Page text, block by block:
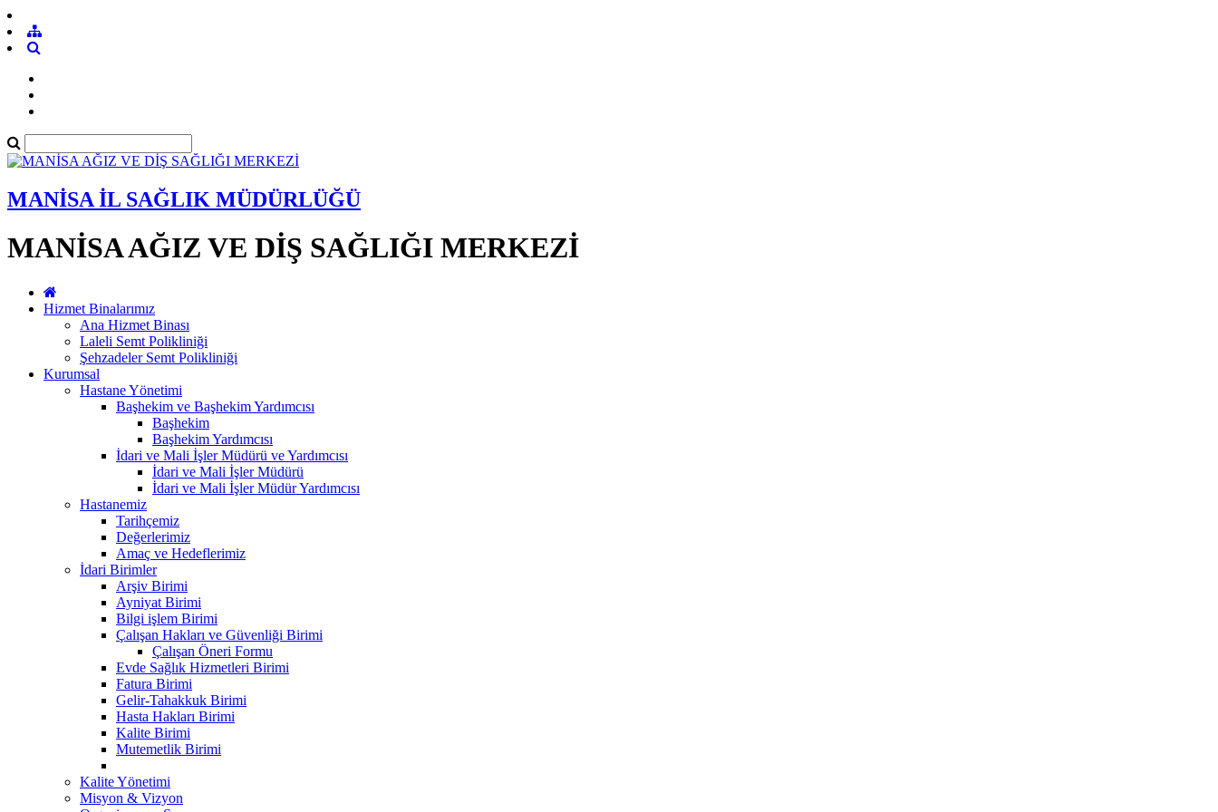
MANİSA İL SAĞLIK MÜDÜRLÜĞÜ
MANİSA AĞIZ VE DİŞ SAĞLIĞI MERKEZİ
Hizmet Binalarımız
Ana Hizmet Binası
Laleli Semt Polikliniği
Şehzadeler Semt Polikliniği
Kurumsal
Hastane Yönetimi
Başhekim ve Başhekim Yardımcısı
Başhekim
Başhekim Yardımcısı
İdari ve Mali İşler Müdürü ve Yardımcısı
İdari ve Mali İşler Müdürü
İdari ve Mali İşler Müdür Yardımcısı
Hastanemiz
Tarihçemiz
Değerlerimiz
Amaç ve Hedeflerimiz
İdari Birimler
Arşiv Birimi
Ayniyat Birimi
Bilgi işlem Birimi
Çalışan Hakları ve Güvenliği Birimi
Çalışan Öneri Formu
Evde Sağlık Hizmetleri Birimi
Fatura Birimi
Gelir-Tahakkuk Birimi
Hasta Hakları Birimi
Kalite Birimi
Mutemetlik Birimi
Kalite Yönetimi
Misyon & Vizyon